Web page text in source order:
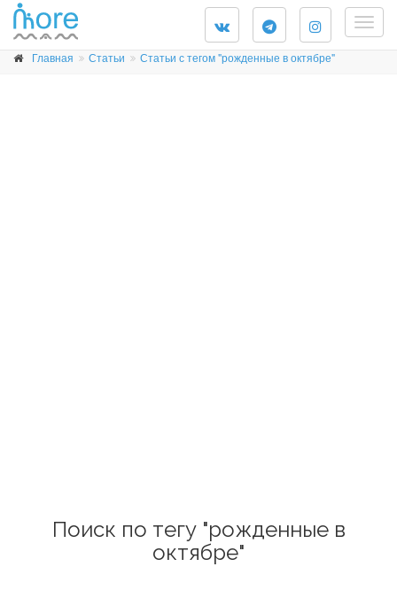
Главная Статьи Статьи с тегом "рожденные в октябре"
Поиск по тегу "рожденные в
октябре"